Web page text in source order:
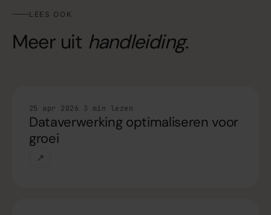
LEES OOK
Meer uit handleiding.
Handleiding
25 apr 2026 3 min lezen
Dataverwerking optimaliseren voor
groei
↗